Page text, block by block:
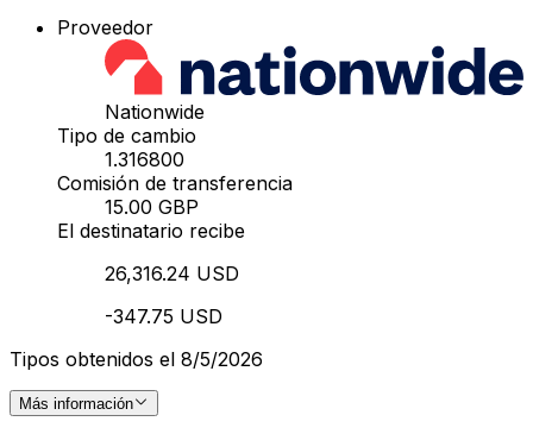
Proveedor
Nationwide
Tipo de cambio
1.316800
Comisión de transferencia
15.00 GBP
El destinatario recibe
26,316.24 USD
-347.75 USD
Tipos obtenidos el 8/5/2026
Más información